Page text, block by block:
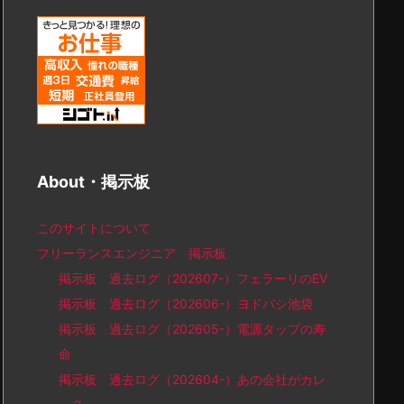
About・掲示板
このサイトについて
フリーランスエンジニア 掲示板
掲示板 過去ログ（202607-）フェラーリのEV
掲示板 過去ログ（202606-）ヨドバシ池袋
掲示板 過去ログ（202605-）電源タップの寿
命
掲示板 過去ログ（202604-）あの会社がカレ